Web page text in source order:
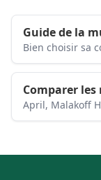
Guide de la
Bien choisir sa
Comparer
April, Malakoff